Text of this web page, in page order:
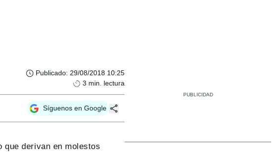
Publicado: 29/08/2018 10:25
3 min. lectura
Síguenos en Google
que derivan en molestos